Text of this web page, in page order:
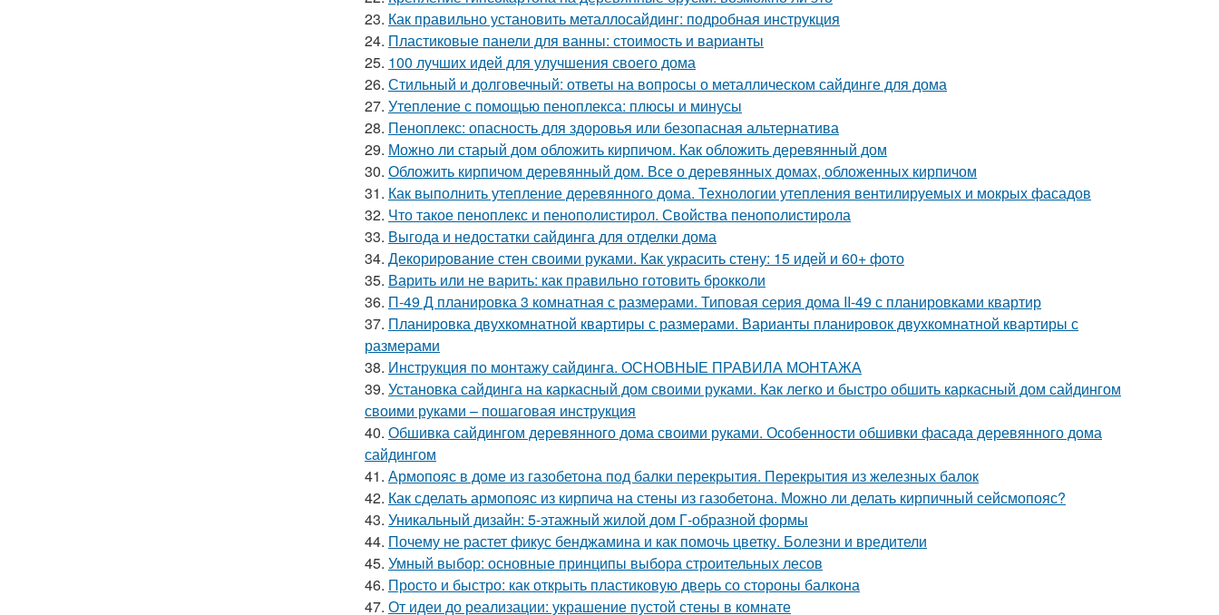
23. Как правильно установить металлосайдинг: подробная инструкция
24. Пластиковые панели для ванны: стоимость и варианты
25. 100 лучших идей для улучшения своего дома
26. Стильный и долговечный: ответы на вопросы о металлическом сайдинге для дома
27. Утепление с помощью пеноплекса: плюсы и минусы
28. Пеноплекс: опасность для здоровья или безопасная альтернатива
29. Можно ли старый дом обложить кирпичом. Как обложить деревянный дом
30. Обложить кирпичом деревянный дом. Все о деревянных домах, обложенных кирпичом
31. Как выполнить утепление деревянного дома. Технологии утепления вентилируемых и мокрых фасадов
32. Что такое пеноплекс и пенополистирол. Свойства пенополистирола
33. Выгода и недостатки сайдинга для отделки дома
34. Декорирование стен своими руками. Как украсить стену: 15 идей и 60+ фото
35. Варить или не варить: как правильно готовить брокколи
36. П-49 Д планировка 3 комнатная с размерами. Типовая серия дома II-49 с планировками квартир
37. Планировка двухкомнатной квартиры с размерами. Варианты планировок двухкомнатной квартиры с
размерами
38. Инструкция по монтажу сайдинга. ОСНОВНЫЕ ПРАВИЛА МОНТАЖА
39. Установка сайдинга на каркасный дом своими руками. Как легко и быстро обшить каркасный дом сайдингом
своими руками – пошаговая инструкция
40. Обшивка сайдингом деревянного дома своими руками. Особенности обшивки фасада деревянного дома
сайдингом
41. Армопояс в доме из газобетона под балки перекрытия. Перекрытия из железных балок
42. Как сделать армопояс из кирпича на стены из газобетона. Можно ли делать кирпичный сейсмопояс?
43. Уникальный дизайн: 5-этажный жилой дом Г-образной формы
44. Почему не растет фикус бенджамина и как помочь цветку. Болезни и вредители
45. Умный выбор: основные принципы выбора строительных лесов
46. Просто и быстро: как открыть пластиковую дверь со стороны балкона
47. От идеи до реализации: украшение пустой стены в комнате